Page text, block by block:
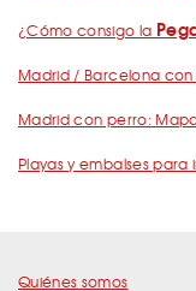
¿Cómo consigo la
Madrid / Barcelona con
Madrid con perro:
Playas y embalses
Quiénes somos